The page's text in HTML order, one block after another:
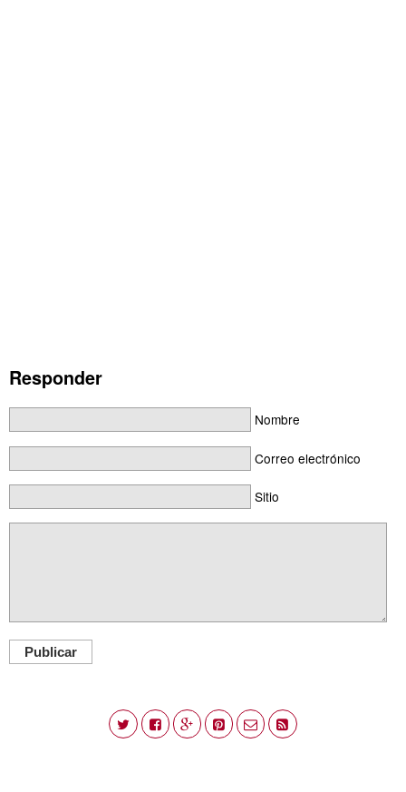
Responder
Nombre
Correo electrónico
Sitio
Publicar